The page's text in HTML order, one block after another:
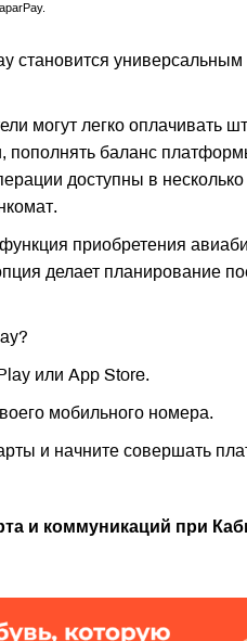
становится
могут легко оплачивать
баланс
доступны в
приобретения
делает планирование
или App Store.
мобильного номера.
и начните совершать
и коммуникаций при